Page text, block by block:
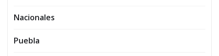
Nacionales
Puebla